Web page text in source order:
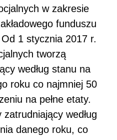
w zakresie
funduszu
1 stycznia 2017 r.
tworzą
według stanu na
roku co najmniej 50
na pełne etaty.
według
danego roku, co